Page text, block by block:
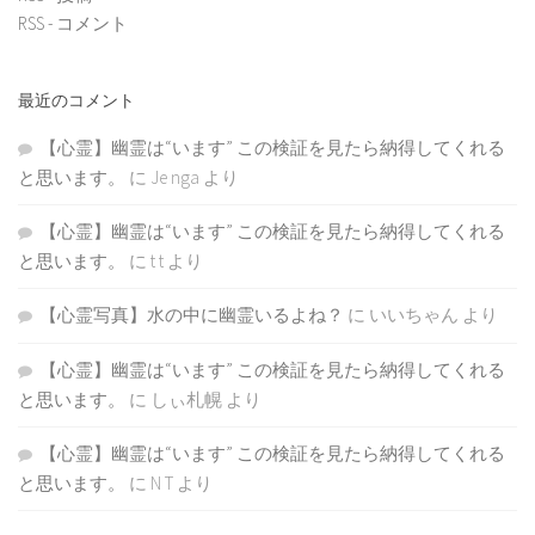
RSS - コメント
最近のコメント
【心霊】幽霊は“います” この検証を見たら納得してくれる
と思います。
に Je nga より
【心霊】幽霊は“います” この検証を見たら納得してくれる
と思います。
に t t より
【心霊写真】水の中に幽霊いるよね？ に いいちゃん より
【心霊】幽霊は“います” この検証を見たら納得してくれる
と思います。
に しぃ札幌 より
【心霊】幽霊は“います” この検証を見たら納得してくれる
と思います。
に N T より